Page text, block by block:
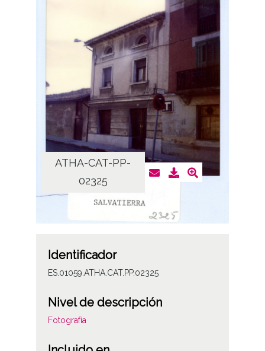
ATHA-CAT-PP-
02325
Identificador
ES.01059.ATHA.CAT.PP.02325
Nivel de descripción
Fotografía